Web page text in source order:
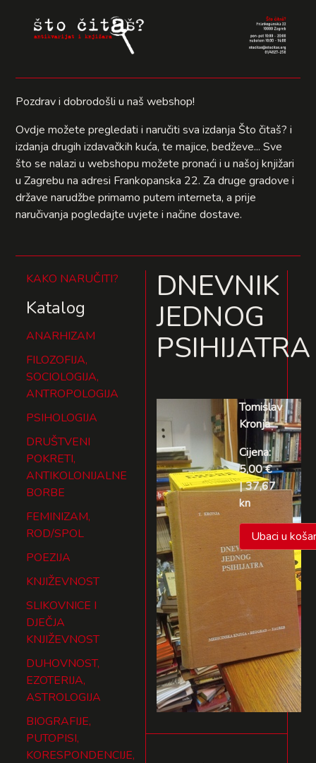
Pozdrav i dobrodošli u naš webshop!
Ovdje možete pregledati i naručiti sva izdanja Što čitaš? i
izdanja drugih izdavačkih kuća, te majice, bedževe... Sve
što se nalazi u webshopu možete pronaći i u našoj knjižari
u Zagrebu na adresi Frankopanska 22. Za druge gradove i
države narudžbe primamo putem interneta, a prije
naručivanja pogledajte uvjete i načine dostave.
KAKO NARUČITI?
Katalog
ANARHIZAM
FILOZOFIJA,
SOCIOLOGIJA,
ANTROPOLOGIJA
PSIHOLOGIJA
DRUŠTVENI
POKRETI,
ANTIKOLONIJALNE
BORBE
FEMINIZAM,
ROD/SPOL
POEZIJA
KNJIŽEVNOST
SLIKOVNICE I
DJEČJA
KNJIŽEVNOST
DUHOVNOST,
EZOTERIJA,
ASTROLOGIJA
BIOGRAFIJE,
PUTOPISI,
KORESPONDENCIJE,
DNEVNIK
JEDNOG
PSIHIJATRA
Tomislav
Kronja
Cijena:
5,00 €
| 37,67
kn
Ubaci u